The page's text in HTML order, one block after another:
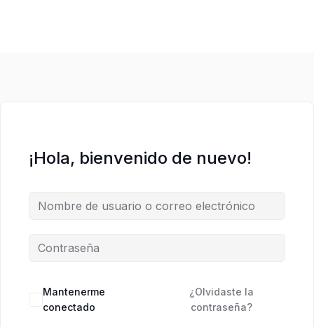
¡Hola, bienvenido de nuevo!
Mantenerme
conectado
¿Olvidaste la
contraseña?